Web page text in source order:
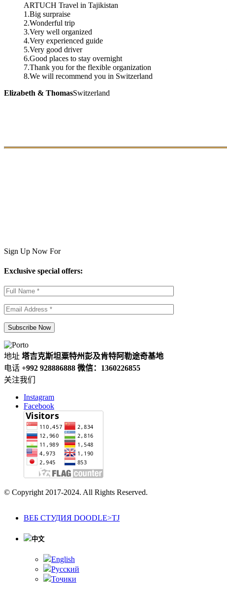
ARTUCH Travel in Tajikistan
1.Big surpraise
2.Wonderful trip
3.Very well organized
4.Very experienced guide
5.Very good driver
6.Good places to stay overnight
7.Thank you for the flexible organization
8.We will recommend you in Switzerland
Elizabeth & ThomasSwitzerland
Sign Up Now For
Exclusive special offers:
地址 塔吉克斯坦粟特州彭及肯特阿勒途奇基地
电话 +992 928886888 微信：1360226855
关注我们
Instagram
Facebook
© Copyright 2017-2024. All Rights Reserved.
ВЕБ СТУДИЯ DOODLE>TJ
中文
English
Русский
Тоҷики